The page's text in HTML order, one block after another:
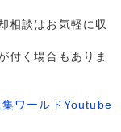
相談はお気軽に収
付く場合もありま
ワールドYoutube